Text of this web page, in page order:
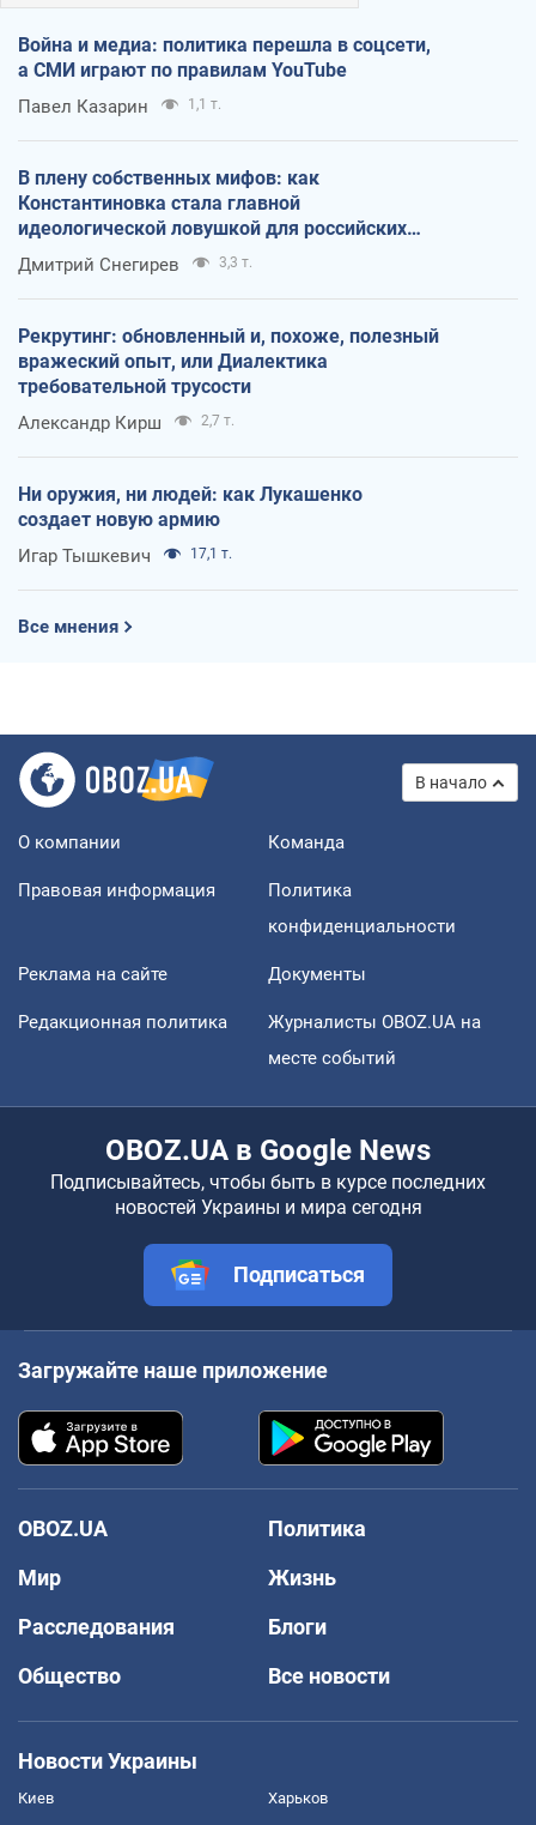
Война и медиа: политика перешла в соцсети,
а СМИ играют по правилам YouTube
Павел Казарин 1,1 т.
В плену собственных мифов: как
Константиновка стала главной
идеологической ловушкой для российских
оккупантов
Дмитрий Снегирев 3,3 т.
Рекрутинг: обновленный и, похоже, полезный
вражеский опыт, или Диалектика
требовательной трусости
Александр Кирш 2,7 т.
Ни оружия, ни людей: как Лукашенко
создает новую армию
Игар Тышкевич 17,1 т.
Все мнения
В начало
О компании Команда
Правовая информация
Политика
конфиденциальности
Реклама на сайте Документы
Редакционная политика
Журналисты OBOZ.UA на
месте событий
OBOZ.UA в Google News
Подписывайтесь, чтобы быть в курсе последних
новостей Украины и мира сегодня
Подписаться
Загружайте наше приложение
OBOZ.UA
Политика
Мир
Жизнь
Расследования
Блоги
Общество
Все новости
Новости Украины
Киев Харьков